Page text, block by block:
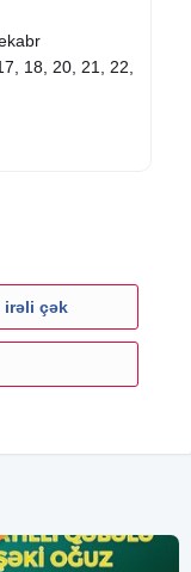
18, 20, 21, 22,
irəli çək